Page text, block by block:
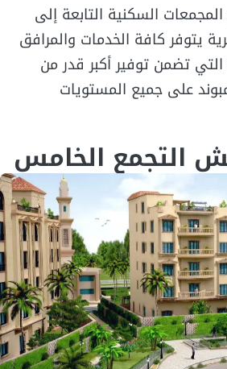
السكنية التابعة إلى
يتوفر كافة الخدمات والمرافق
تضمن توفير أكبر قدر من
على جميع المستويات
التجمع الخامس